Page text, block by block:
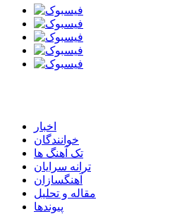
اخبار
خوانندگان
تک آهنگ ها
ترانه سرایان
آهنگسازان
مقاله و تحلیل
پیوندها